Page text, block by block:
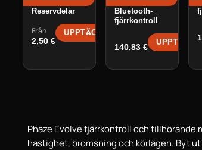
Reservdelar
Från
2,50 €
UPPTÄCK →
Bluetooth-
fjärrkontroll
140,83€ UPPTÄCK
Phaze Evolve fjärrkontroll och tillhörande
hastighet, bromsning och körlägen. Byt